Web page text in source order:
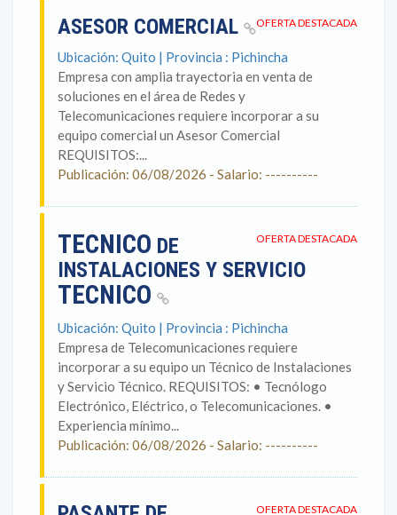
OFERTA DESTACADA
ASESOR COMERCIAL
Ubicación: Quito | Provincia : Pichincha
Empresa con amplia trayectoria en venta de
soluciones en el área de Redes y
Telecomunicaciones requiere incorporar a su
equipo comercial un Asesor Comercial
REQUISITOS:...
Publicación: 06/08/2026 - Salario: ----------
OFERTA DESTACADA
TECNICO DE
INSTALACIONES Y SERVICIO
TECNICO
Ubicación: Quito | Provincia : Pichincha
Empresa de Telecomunicaciones requiere
incorporar a su equipo un Técnico de Instalaciones
y Servicio Técnico. REQUISITOS: • Tecnólogo
Electrónico, Eléctrico, o Telecomunicaciones. •
Experiencia mínimo...
Publicación: 06/08/2026 - Salario: ----------
OFERTA DESTACADA